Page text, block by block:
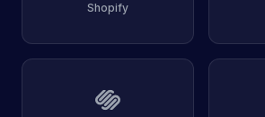
Shopify